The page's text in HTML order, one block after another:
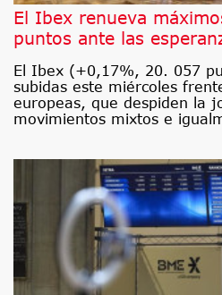
El Ibex renueva
puntos ante las
El Ibex (+0,17%, 20. 057
subidas este miércoles
europeas, que despiden la
movimientos mixtos e